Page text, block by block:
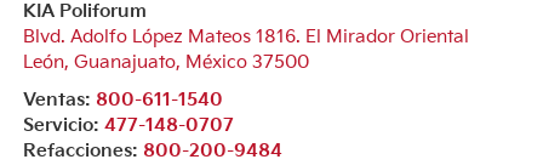
KIA Poliforum
Blvd. Adolfo López Mateos 1816. El Mirador Oriental
León, Guanajuato, México 37500
Ventas: 800-611-1540
Servicio: 477-148-0707
Refacciones: 800-200-9484